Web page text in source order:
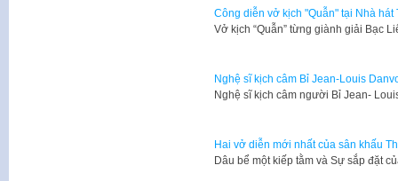
Công diễn vở kịch "Quẫn" tại Nhà hát
Vở kịch “Quẫn” từng giành giải Bạc
Nghệ sĩ kịch câm Bỉ Jean-Louis
Nghệ sĩ kịch câm người Bỉ Jean-
Hai vở diễn mới nhất của sân khấu
Dâu bể một kiếp tằm và Sự sắp đặt